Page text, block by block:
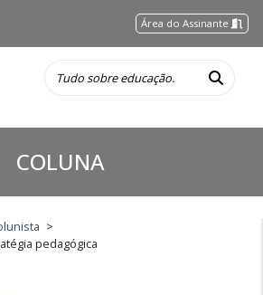
Área do Assinante
COLUNA
>
pedagógica